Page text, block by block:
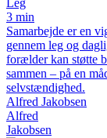
3 min
Samarbejde er en
gennem leg og
forælder kan støtte
sammen – på en
selvstændighed.
Alfred Jakobsen
Alfred
Jakobsen